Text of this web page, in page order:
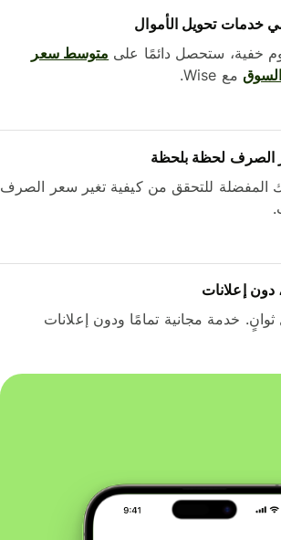
تحويل الأموال
ستحصل دائمًا علىمتوسط ​​سعر
مع Wise.
لحظة بلحظة
للتحقق من كيفية تغير سعر الصرف
إعلانات
خدمة مجانية تمامًا ودون إعلانات